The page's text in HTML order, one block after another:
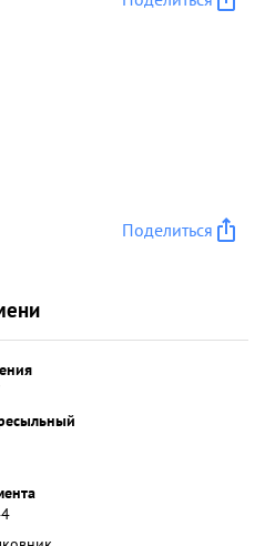
Поделиться